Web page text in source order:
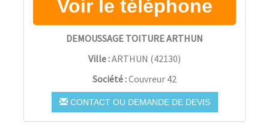
DEMOUSSAGE TOITURE ARTHUN
Ville :ARTHUN (42130)
Société :Couvreur 42
CONTACT OU DEMANDE DE DEVIS